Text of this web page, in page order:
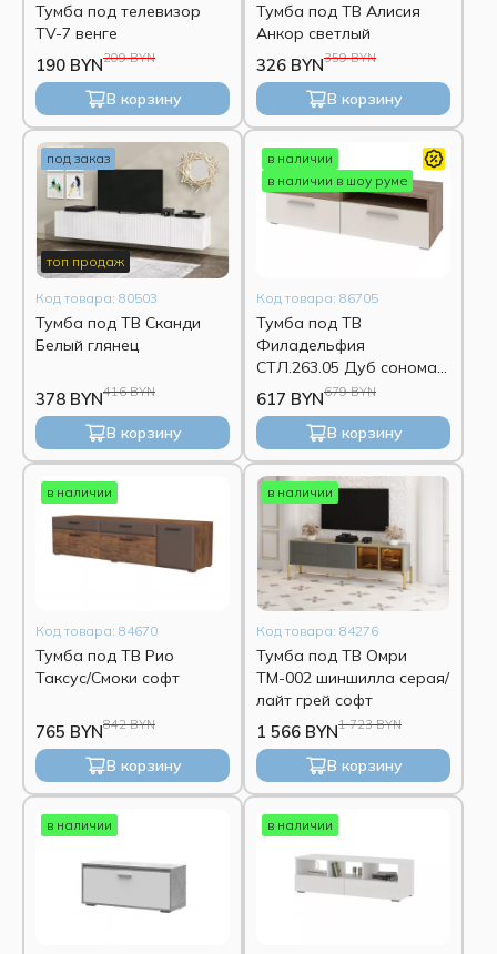
Тумба под телевизор
TV-7 венге
209 BYN
190 BYN
В корзину
Тумба под ТВ Алисия
Анкор светлый
359 BYN
326 BYN
В корзину
топ продаж
под заказ
Код товара: 80503
Тумба под ТВ Сканди
Белый глянец
416 BYN
378 BYN
В корзину
в наличии
в наличии в шоу руме
Код товара: 86705
Тумба под ТВ
Филадельфия
СТЛ.263.05 Дуб сонома
трюфель/Латте
(выставочный образец)
679 BYN
617 BYN
В корзину
в наличии
Код товара: 84670
Тумба под ТВ Рио
Таксус/Смоки софт
842 BYN
765 BYN
В корзину
в наличии
Код товара: 84276
Тумба под ТВ Омри
ТМ-002 шиншилла серая/
лайт грей софт
1 723 BYN
1 566 BYN
В корзину
в наличии в наличии